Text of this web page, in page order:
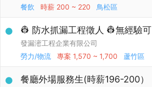
餐飲
時薪 200 ~ 220 鳥松區
👷 防水抓漏工程徵人 👷無經驗可
發漏滵工程企業有限公司
勞力/物流
專案 1,570 ~ 1,700 蘆竹區
餐廳外場服務生(時薪196-200）